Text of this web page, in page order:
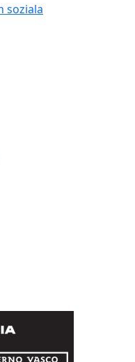
soziala